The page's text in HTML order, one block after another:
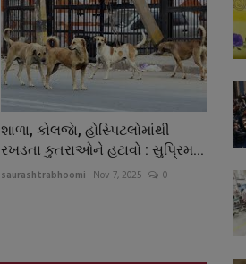
શાળા, કોલજાે, હોસ્પિટલોમાંથી
રખડતા કુતરાઓને હટાવો : સુપ્રિમ...
saurashtrabhoomi Nov 7, 2025 0